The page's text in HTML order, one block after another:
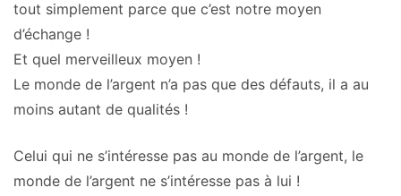
tout simplement parce que c’est notre moyen
d’échange !
Et quel merveilleux moyen !
Le monde de l’argent n’a pas que des défauts, il a au
moins autant de qualités !
Celui qui ne s’intéresse pas au monde de l’argent, le
monde de l’argent ne s’intéresse pas à lui !